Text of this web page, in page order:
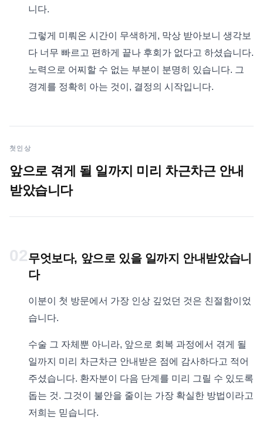
니다.
그렇게 미뤄온 시간이 무색하게, 막상 받아보니 생각보
다 너무 빠르고 편하게 끝나 후회가 없다고 하셨습니다.
노력으로 어찌할 수 없는 부분이 분명히 있습니다. 그
경계를 정확히 아는 것이, 결정의 시작입니다.
첫인상
앞으로 겪게 될 일까지 미리 차근차근 안내
받았습니다
02무엇보다, 앞으로 있을 일까지 안내받았습니
다
이분이 첫 방문에서 가장 인상 깊었던 것은 친절함이었
습니다.
수술 그 자체뿐 아니라, 앞으로 회복 과정에서 겪게 될
일까지 미리 차근차근 안내받은 점에 감사하다고 적어
주셨습니다. 환자분이 다음 단계를 미리 그릴 수 있도록
돕는 것. 그것이 불안을 줄이는 가장 확실한 방법이라고
저희는 믿습니다.